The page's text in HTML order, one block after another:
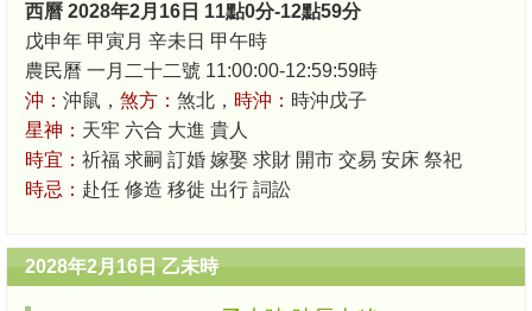
西曆 2028年2月16日 11點0分-12點59分
戊申年 甲寅月 辛未日 甲午時
農民曆 一月二十二號 11:00:00-12:59:59時
沖： 沖鼠， 煞方： 煞北， 時沖： 時沖戊子
星神： 天牢 六合 大進 貴人
時宜： 祈福 求嗣 訂婚 嫁娶 求財 開市 交易 安床 祭祀
時忌： 赴任 修造 移徙 出行 詞訟
2028年2月16日 乙未時